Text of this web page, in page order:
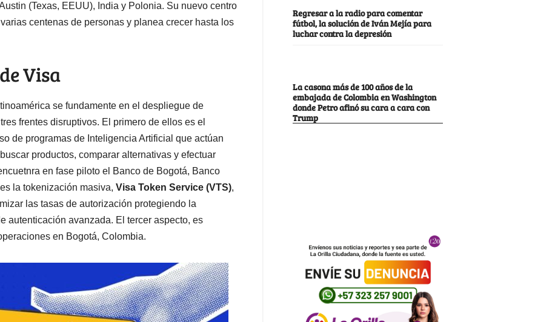
(Texas, EEUU), India y Polonia. Su nuevo centro
centenas de personas y planea crecer hasta los
Visa
se fundamente en el despliegue de
frentes disruptivos. El primero de ellos es el
de programas de Inteligencia Artificial que actúan
productos, comparar alternativas y efectuar
en fase piloto el Banco de Bogotá, Banco
la tokenización masiva, Visa Token Service (VTS),
las tasas de autorización protegiendo la
autenticación avanzada. El tercer aspecto, es
en Bogotá, Colombia.
Regresar a la radio para comentar
fútbol, la solución de Iván Mejía para
luchar contra la depresión
La casona más de 100 años de la
embajada de Colombia en Washington
donde Petro afinó su cara a cara con
Trump